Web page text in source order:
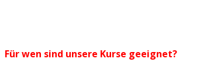
Für wen sind unsere Kurse geeignet?